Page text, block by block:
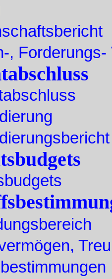
Forderungs-